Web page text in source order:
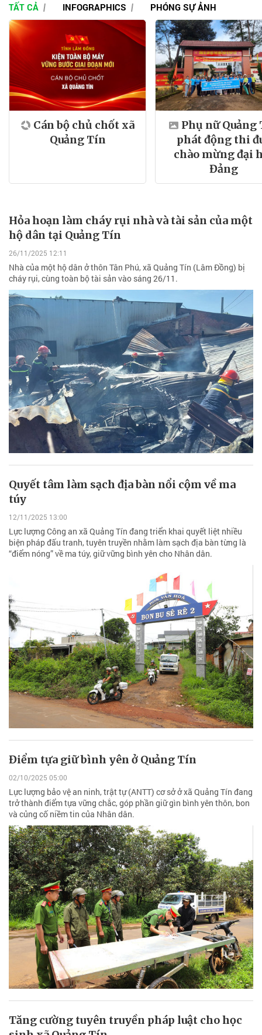
TẤT CẢ INFOGRAPHICS PHÓNG SỰ ẢNH
Cán bộ chủ chốt xã
Quảng Tín
Phụ nữ Quảng
phát động thi
chào mừng đại
Đảng
Hỏa hoạn làm cháy rụi nhà và tài sản của một
hộ dân tại Quảng Tín
26/11/2025 12:11
Nhà của một hộ dân ở thôn Tân Phú, xã Quảng Tín (Lâm Đồng) bị
cháy rụi, cùng toàn bộ tài sản vào sáng 26/11.
Quyết tâm làm sạch địa bàn nổi cộm về ma
túy
12/11/2025 13:00
Lực lượng Công an xã Quảng Tín đang triển khai quyết liệt nhiều
biện pháp đấu tranh, tuyên truyền nhằm làm sạch địa bàn từng là
“điểm nóng” về ma túy, giữ vững bình yên cho Nhân dân.
Điểm tựa giữ bình yên ở Quảng Tín
02/10/2025 05:00
Lực lượng bảo vệ an ninh, trật tự (ANTT) cơ sở ở xã Quảng Tín đang
trở thành điểm tựa vững chắc, góp phần giữ gìn bình yên thôn, bon
và củng cố niềm tin của Nhân dân.
Tăng cường tuyên truyền pháp luật cho học